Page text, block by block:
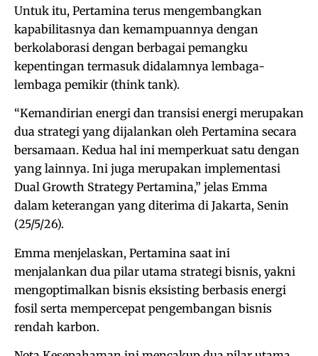
Untuk itu, Pertamina terus mengembangkan
kapabilitasnya dan kemampuannya dengan
berkolaborasi dengan berbagai pemangku
kepentingan termasuk didalamnya lembaga-
lembaga pemikir (think tank).
“Kemandirian energi dan transisi energi merupakan
dua strategi yang dijalankan oleh Pertamina secara
bersamaan. Kedua hal ini memperkuat satu dengan
yang lainnya. Ini juga merupakan implementasi
Dual Growth Strategy Pertamina,” jelas Emma
dalam keterangan yang diterima di Jakarta, Senin
(25/5/26).
Emma menjelaskan, Pertamina saat ini
menjalankan dua pilar utama strategi bisnis, yakni
mengoptimalkan bisnis eksisting berbasis energi
fosil serta mempercepat pengembangan bisnis
rendah karbon.